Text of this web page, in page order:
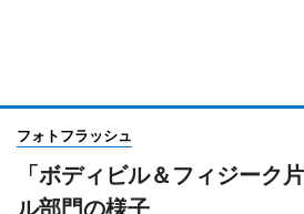
フォトフラッシュ
「ボディビル＆フィジーク
ル部門の様子